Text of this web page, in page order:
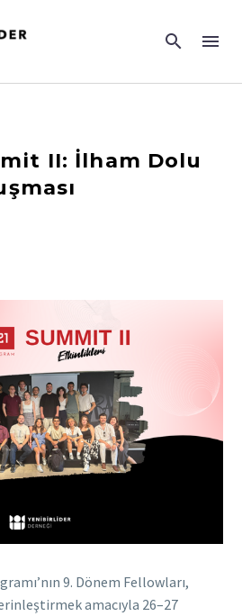
II: İlham Dolu
9. Dönem Fellowları,
amacıyla 26–27